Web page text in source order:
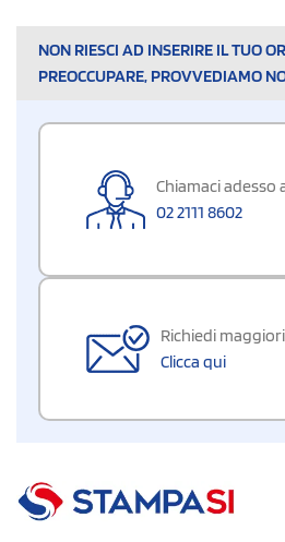
NON RIESCI AD INSERIRE IL TUO
PREOCCUPARE, PROVVEDIAMO
Chiamaci adesso
02 2111 8602
Richiedi
Clicca qui